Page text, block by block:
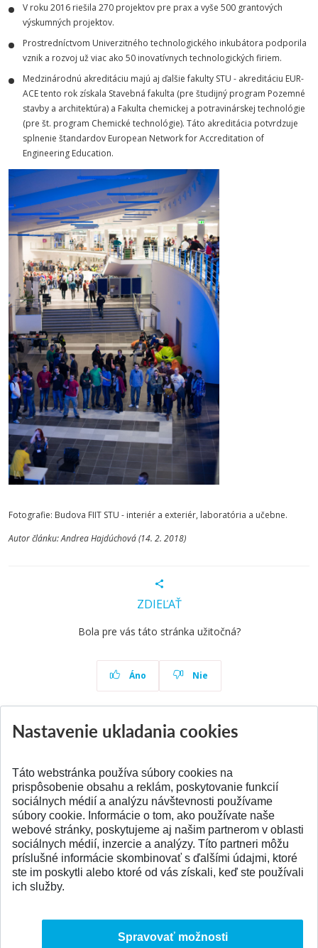
V roku 2016 riešila 270 projektov pre prax a vyše 500 grantových
výskumných projektov.
Prostredníctvom Univerzitného technologického inkubátora podporila
vznik a rozvoj už viac ako 50 inovatívnych technologických firiem.
Medzinárodnú akreditáciu majú aj ďalšie fakulty STU - akreditáciu EUR-
ACE tento rok získala Stavebná fakulta (pre študijný program Pozemné
stavby a architektúra) a Fakulta chemickej a potravinárskej technológie
(pre št. program Chemické technológie). Táto akreditácia potvrdzuje
splnenie štandardov European Network for Accreditation of
Engineering Education.
Fotografie: Budova FIIT STU - interiér a exteriér, laboratória a učebne.
Autor článku: Andrea Hajdúchová (14. 2. 2018)
ZDIEĽAŤ
Bola pre vás táto stránka užitočná?
Áno Nie
SPÄŤ NA VRCH
Nastavenie ukladania cookies
Táto webstránka používa súbory cookies na
prispôsobenie obsahu a reklám, poskytovanie funkcií
sociálnych médií a analýzu návštevnosti používame
súbory cookie. Informácie o tom, ako používate naše
webové stránky, poskytujeme aj našim partnerom v oblasti
sociálnych médií, inzercie a analýzy. Títo partneri môžu
príslušné informácie skombinovať s ďalšími údajmi, ktoré
ste im poskytli alebo ktoré od vás získali, keď ste používali
ich služby.
Spravovať možnosti